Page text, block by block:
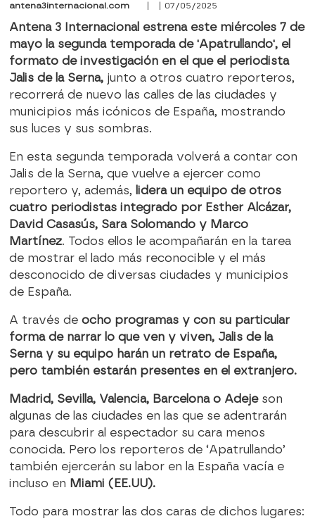
antena3internacional.com | | 07/05/2025
Antena 3 Internacional estrena este miércoles 7 de
mayo la segunda temporada de 'Apatrullando', el
formato de investigación en el que el periodista
Jalis de la Serna,junto a otros cuatro reporteros,
recorrerá de nuevo las calles de las ciudades y
municipios más icónicos de España, mostrando
sus luces y sus sombras.
En esta segunda temporada volverá a contar con
Jalis de la Serna, que vuelve a ejercer como
reportero y, además, lidera un equipo de otros
cuatro periodistas integrado por Esther Alcázar,
David Casasús, Sara Solomando y Marco
Martínez. Todos ellos le acompañarán en la tarea
de mostrar el lado más reconocible y el más
desconocido de diversas ciudades y municipios
de España.
A través de ocho programas y con su particular
forma de narrar lo que ven y viven, Jalis de la
Serna y su equipo harán un retrato de España,
pero también estarán presentes en el extranjero.
Madrid, Sevilla, Valencia, Barcelona o Adeje son
algunas de las ciudades en las que se adentrarán
para descubrir al espectador su cara menos
conocida. Pero los reporteros de ‘Apatrullando’
también ejercerán su labor en la España vacía e
incluso en Miami (EE.UU).
Todo para mostrar las dos caras de dichos lugares: